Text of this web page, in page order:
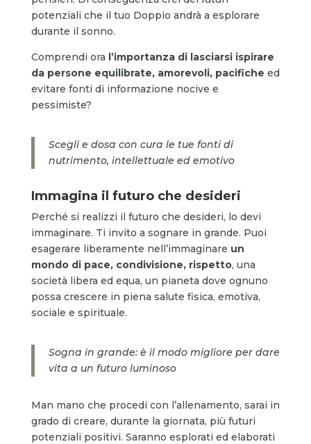
potenziali che il tuo Doppio andrà a esplorare
durante il sonno.
Comprendi ora l’importanza di lasciarsi ispirare
da persone equilibrate, amorevoli, pacifiche ed
evitare fonti di informazione nocive e
pessimiste?
Scegli e dosa con cura le tue fonti di
nutrimento, intellettuale ed emotivo
Immagina il futuro che desideri
Perché si realizzi il futuro che desideri, lo devi
immaginare. Ti invito a sognare in grande. Puoi
esagerare liberamente nell’immaginare un
mondo di pace, condivisione, rispetto, una
società libera ed equa, un pianeta dove ognuno
possa crescere in piena salute fisica, emotiva,
sociale e spirituale.
Sogna in grande: è il modo migliore per dare
vita a un futuro luminoso
Man mano che procedi con l’allenamento, sarai in
grado di creare, durante la giornata, più futuri
potenziali positivi. Saranno esplorati ed elaborati